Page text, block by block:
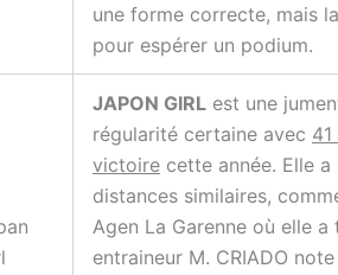
une forme correcte, mais
pour espérer un podium.
JAPON GIRL est une
régularité certaine avec
victoire cette année. Elle
distances similaires,
Agen La Garenne où elle a
entraineur M. CRIADO